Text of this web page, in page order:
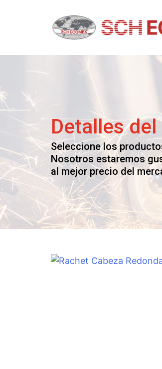
Detalles
Seleccione los
Nosotros estaremos
al mejor precio del